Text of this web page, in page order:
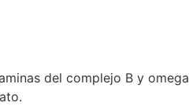
del complejo B y omega